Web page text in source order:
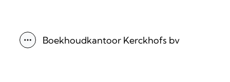
Toon alle broodkruimel items
Boekhoudkantoor Kerckhofs bv